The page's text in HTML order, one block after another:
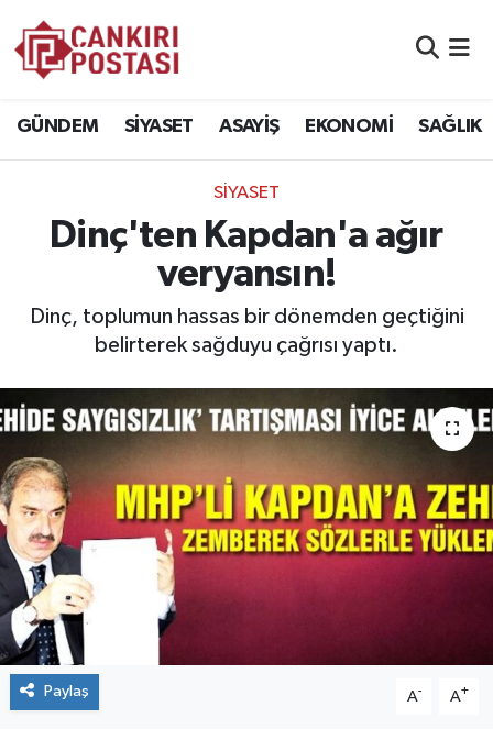
GÜNDEM SİYASET ASAYİŞ EKONOMİ SAĞLIK
SİYASET
Dinç'ten Kapdan'a ağır
veryansın!
Dinç, toplumun hassas bir dönemden geçtiğini
belirterek sağduyu çağrısı yaptı.
Paylaş A- A+
EKONOMİ
SAĞLIK
EĞİTİM
YAŞAM
ÇEVRE
İLÇELER
RESMİ İLANLAR
KÜLTÜR
Trafik Durumu
Süper Lig Puan Durumu ve Fikstür
Son Dakika Haberleri
Haber Arşivi